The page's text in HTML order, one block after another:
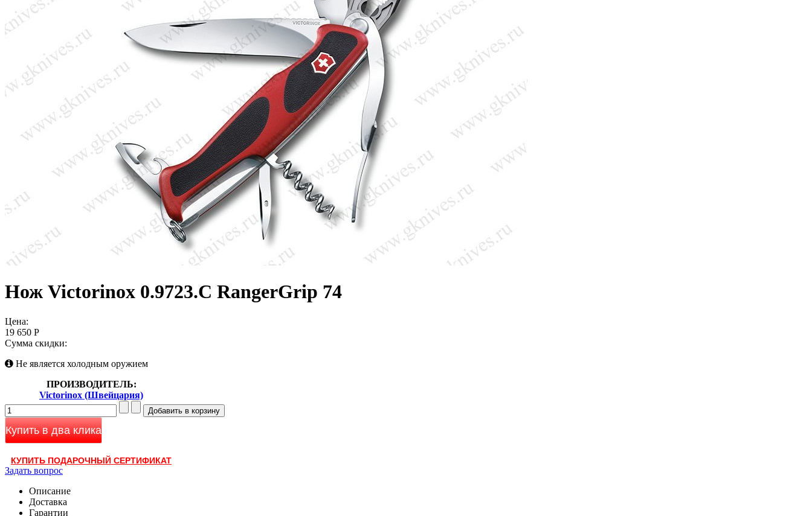
Нож Victorinox 0.9723.C RangerGrip 74
Цена:
19 650 Р
Сумма скидки:
Не является холодным оружием
ПРОИЗВОДИТЕЛЬ:
Victorinox (Швейцария)
Купить в два клика
КУПИТЬ ПОДАРОЧНЫЙ СЕРТИФИКАТ
Задать вопрос
Описание
Доставка
Гарантии